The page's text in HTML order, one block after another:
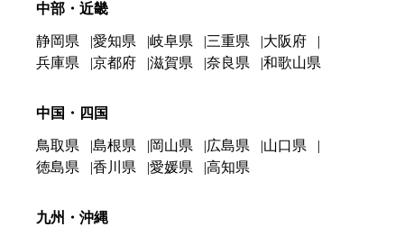
中部・近畿
静岡県 愛知県 岐阜県 三重県
大阪府
兵庫県
京都府 滋賀県 奈良県 和歌山県
中国・四国
鳥取県 島根県 岡山県 広島県
山口県
徳島県
香川県 愛媛県 高知県
九州・沖縄